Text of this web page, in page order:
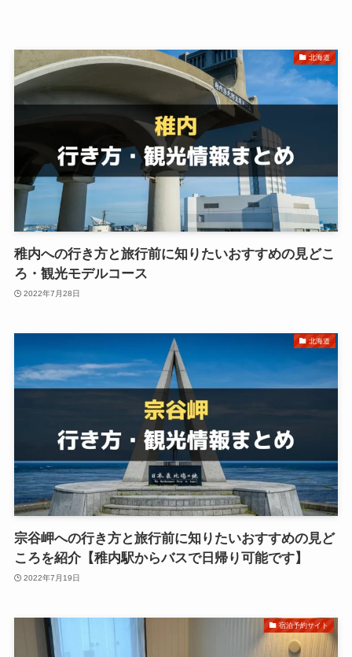
北海道
稚内への行き方と旅行前に知りたいおすすめの見どこ
ろ・観光モデルコース
2022年7月28日
北海道
宗谷岬への行き方と旅行前に知りたいおすすめの見ど
ころを紹介【稚内駅からバスで日帰り可能です】
2022年7月19日
宿泊予約サイト